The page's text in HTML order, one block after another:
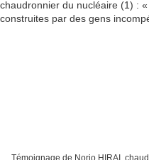
Témoignage de Norio HIRAI,